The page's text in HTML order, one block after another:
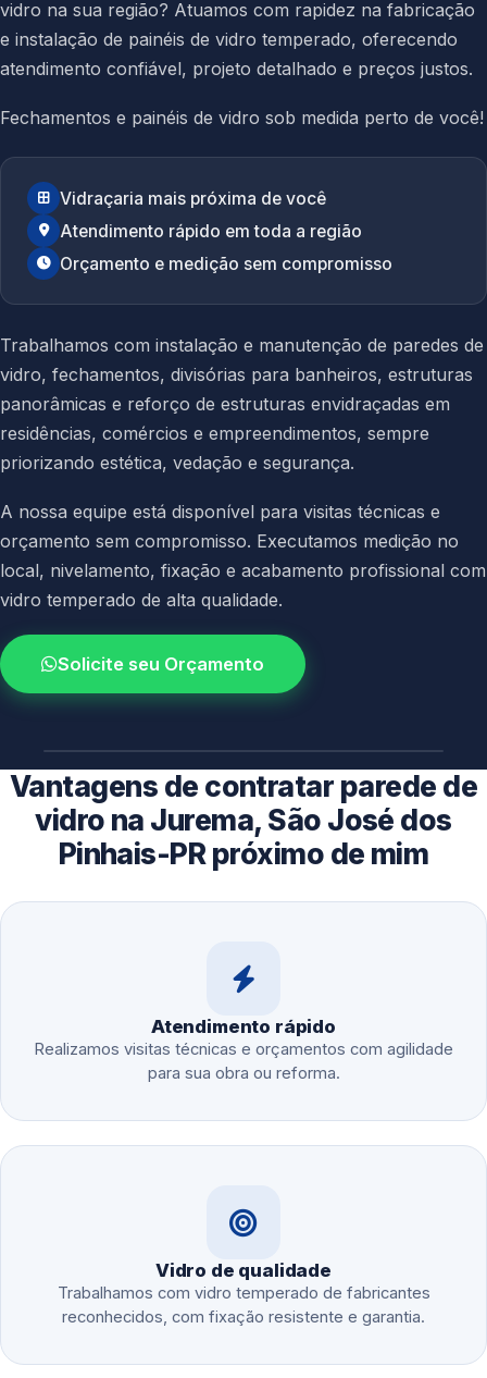
vidro na sua região? Atuamos com rapidez na fabricação
e instalação de painéis de vidro temperado, oferecendo
atendimento confiável, projeto detalhado e preços justos.
Fechamentos e painéis de vidro sob medida perto de você!
Vidraçaria mais próxima de você
Atendimento rápido em toda a região
Orçamento e medição sem compromisso
Trabalhamos com instalação e manutenção de paredes de
vidro, fechamentos, divisórias para banheiros, estruturas
panorâmicas e reforço de estruturas envidraçadas em
residências, comércios e empreendimentos, sempre
priorizando estética, vedação e segurança.
A nossa equipe está disponível para visitas técnicas e
orçamento sem compromisso. Executamos medição no
local, nivelamento, fixação e acabamento profissional com
vidro temperado de alta qualidade.
Solicite seu Orçamento
4.9 / 5.0
avaliacao dos clientes
Vantagens de contratar parede de
vidro na Jurema, São José dos
Pinhais-PR próximo de mim
Atendimento rápido
Realizamos visitas técnicas e orçamentos com agilidade
para sua obra ou reforma.
Vidro de qualidade
Trabalhamos com vidro temperado de fabricantes
reconhecidos, com fixação resistente e garantia.